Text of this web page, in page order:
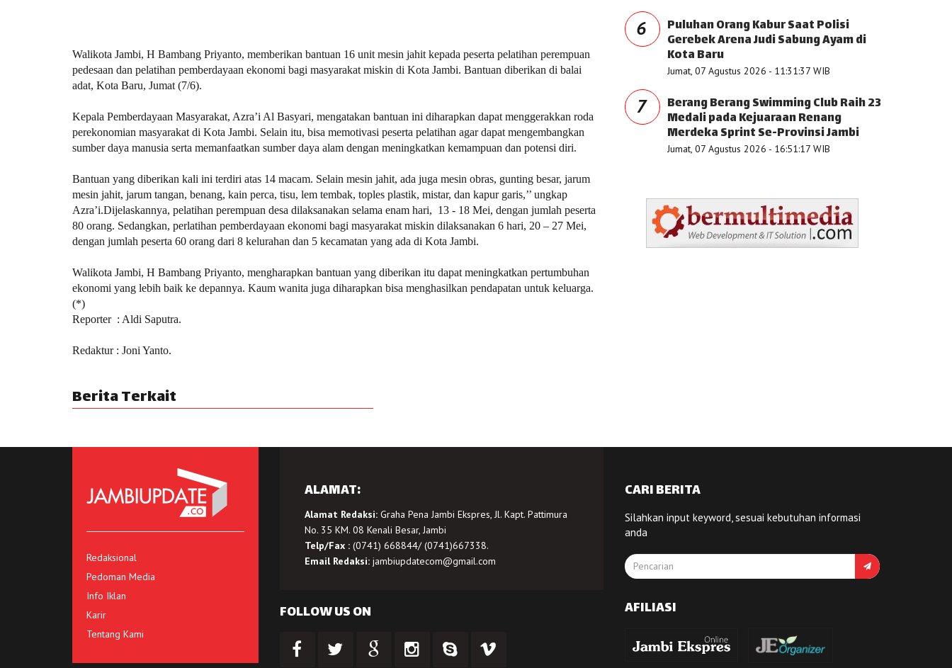
Walikota Jambi, H Bambang Priyanto, memberikan bantuan 16 unit mesin jahit kepada peserta pelatihan perempuan
pedesaan dan pelatihan pemberdayaan ekonomi bagi masyarakat miskin di Kota Jambi. Bantuan diberikan di balai
adat, Kota Baru, Jumat (7/6).
Kepala Pemberdayaan Masyarakat, Azra’i Al Basyari, mengatakan bantuan ini diharapkan dapat menggerakkan roda
perekonomian masyarakat di Kota Jambi. Selain itu, bisa memotivasi peserta pelatihan agar dapat mengembangkan
sumber daya manusia serta memanfaatkan sumber daya alam dengan meningkatkan kemampuan dan potensi diri.
Bantuan yang diberikan kali ini terdiri atas 14 macam. Selain mesin jahit, ada juga mesin obras, gunting besar, jarum
mesin jahit, jarum tangan, benang, kain perca, tisu, lem tembak, toples plastik, mistar, dan kapur garis,’’ ungkap
Azra’i.Dijelaskannya, pelatihan perempuan desa dilaksanakan selama enam hari, 13 - 18 Mei, dengan jumlah peserta
80 orang. Sedangkan, perlatihan pemberdayaan ekonomi bagi masyarakat miskin dilaksanakan 6 hari, 20 – 27 Mei,
dengan jumlah peserta 60 orang dari 8 kelurahan dan 5 kecamatan yang ada di Kota Jambi.
Walikota Jambi, H Bambang Priyanto, mengharapkan bantuan yang diberikan itu dapat meningkatkan pertumbuhan
ekonomi yang lebih baik ke depannya. Kaum wanita juga diharapkan bisa menghasilkan pendapatan untuk keluarga.
(*)
Reporter : Aldi Saputra.
Redaktur : Joni Yanto.
Berita Terkait
6 Puluhan Orang Kabur Saat Polisi
Gerebek Arena Judi Sabung Ayam di
Kota Baru
Jumat, 07 Agustus 2026 - 11:31:37 WIB
7 Berang Berang Swimming Club Raih 23
Medali pada Kejuaraan Renang
Merdeka Sprint Se-Provinsi Jambi
Jumat, 07 Agustus 2026 - 16:51:17 WIB
Redaksional
Pedoman Media
Info Iklan
Karir
Tentang Kami
ALAMAT:
Alamat Redaksi:Graha Pena Jambi Ekspres, Jl. Kapt. Pattimura
No. 35 KM. 08 Kenali Besar, Jambi
Telp/Fax :(0741) 668844/ (0741)667338.
Email Redaksi: jambiupdatecom@gmail.com
FOLLOW US ON
CARI BERITA
Silahkan input keyword, sesuai kebutuhan informasi
anda
AFILIASI